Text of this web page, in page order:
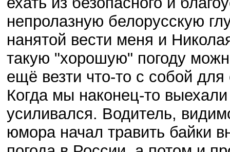
непролазную белорусскую
нанятой вести меня и
такую "хорошую" погоду
ещё везти что-то с собой для
Когда мы наконец-то
усиливался. Водитель,
юмора начал травить байки